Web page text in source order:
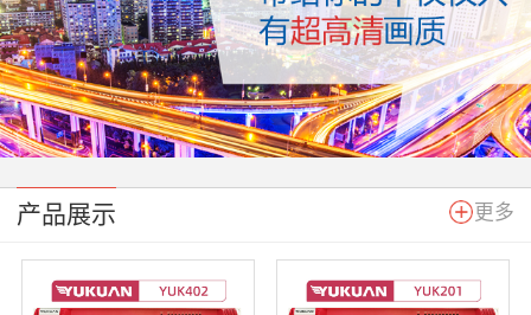
产品展示 更多